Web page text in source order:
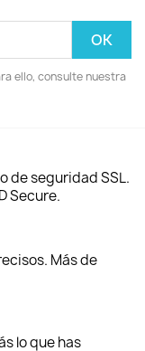
ello, consulte nuestra
de seguridad SSL.
Secure.
Más de
lo que has